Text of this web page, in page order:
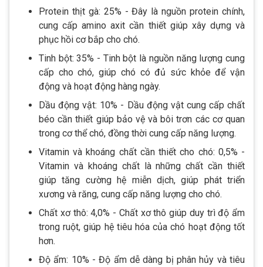
Protein thịt gà: 25% - Đây là nguồn protein chính,
cung cấp amino axit cần thiết giúp xây dựng và
phục hồi cơ bắp cho chó.
Tinh bột: 35% - Tinh bột là nguồn năng lượng cung
cấp cho chó, giúp chó có đủ sức khỏe để vận
động và hoạt động hàng ngày.
Dầu động vật: 10% - Dầu động vật cung cấp chất
béo cần thiết giúp bảo vệ và bôi trơn các cơ quan
trong cơ thể chó, đồng thời cung cấp năng lượng.
Vitamin và khoáng chất cần thiết cho chó: 0,5% -
Vitamin và khoáng chất là những chất cần thiết
giúp tăng cường hệ miễn dịch, giúp phát triển
xương và răng, cung cấp năng lượng cho chó.
Chất xơ thô: 4,0% - Chất xơ thô giúp duy trì độ ẩm
trong ruột, giúp hệ tiêu hóa của chó hoạt động tốt
hơn.
Độ ẩm: 10% - Độ ẩm dễ dàng bị phân hủy và tiêu